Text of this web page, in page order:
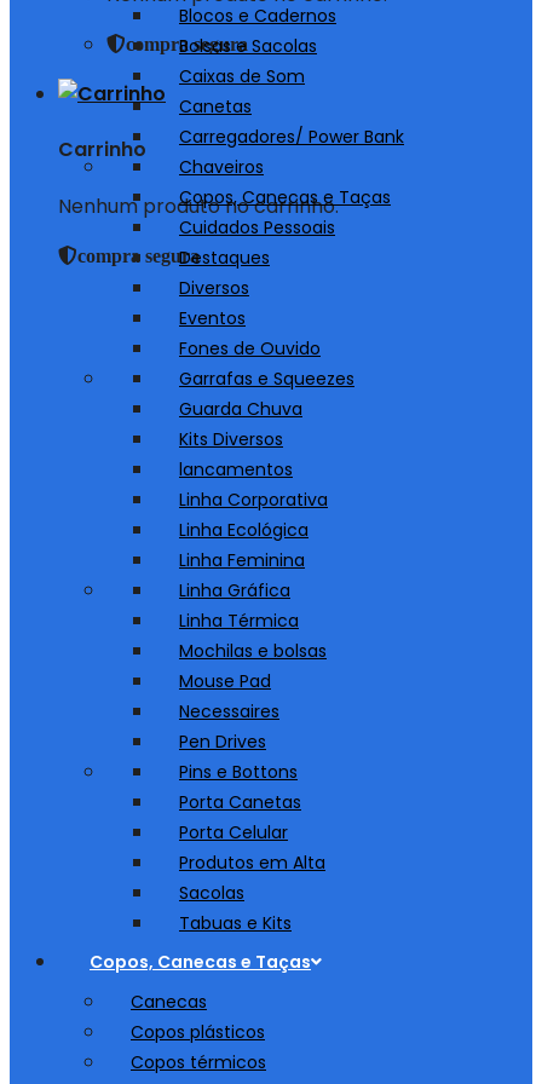
compra segura
Carrinho
Nenhum produto no carrinho.
compra segura
Blocos e Cadernos
Bolsas e Sacolas
Caixas de Som
Canetas
Carregadores/ Power Bank
Chaveiros
Copos, Canecas e Taças
Cuidados Pessoais
Destaques
Diversos
Eventos
Fones de Ouvido
Garrafas e Squeezes
Guarda Chuva
Kits Diversos
lancamentos
Linha Corporativa
Linha Ecológica
Linha Feminina
Linha Gráfica
Linha Térmica
Mochilas e bolsas
Mouse Pad
Necessaires
Pen Drives
Pins e Bottons
Porta Canetas
Porta Celular
Produtos em Alta
Sacolas
Tabuas e Kits
Copos, Canecas e Taças
Canecas
Copos plásticos
Copos térmicos